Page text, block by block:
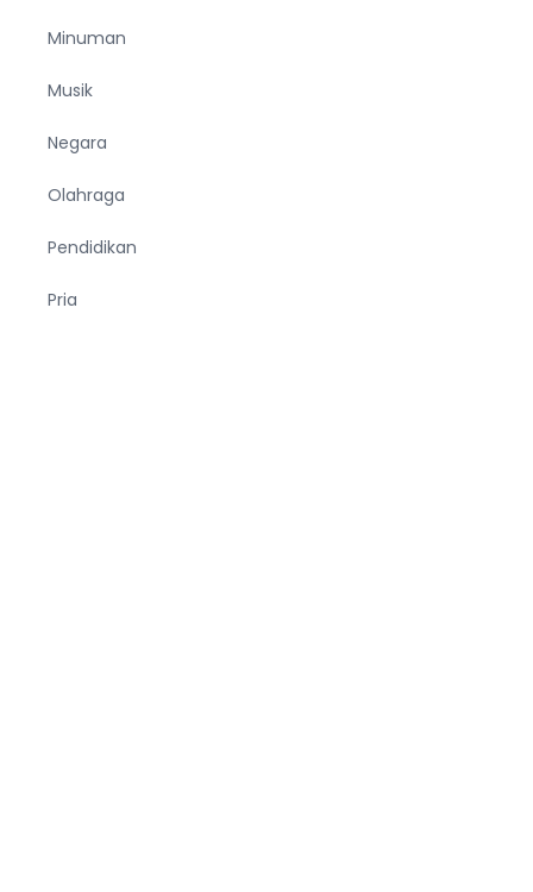
Minuman
Musik
Negara
Olahraga
Pendidikan
Pria